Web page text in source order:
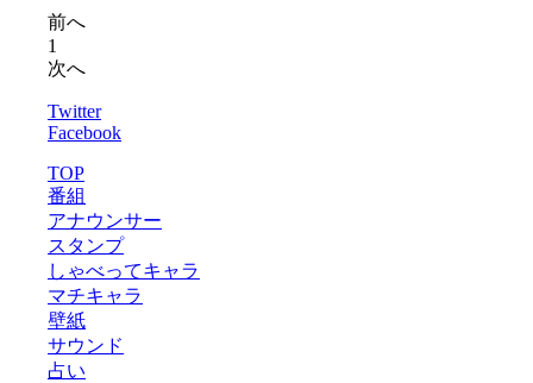
前へ
1
次へ
Twitter
Facebook
TOP
番組
アナウンサー
スタンプ
しゃべってキャラ
マチキャラ
壁紙
サウンド
占い